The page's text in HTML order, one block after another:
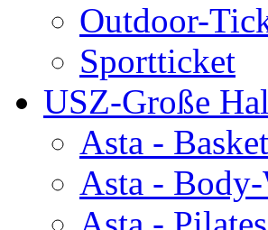
Outdoor-
Sportticket
USZ-Große
Asta -
Asta -